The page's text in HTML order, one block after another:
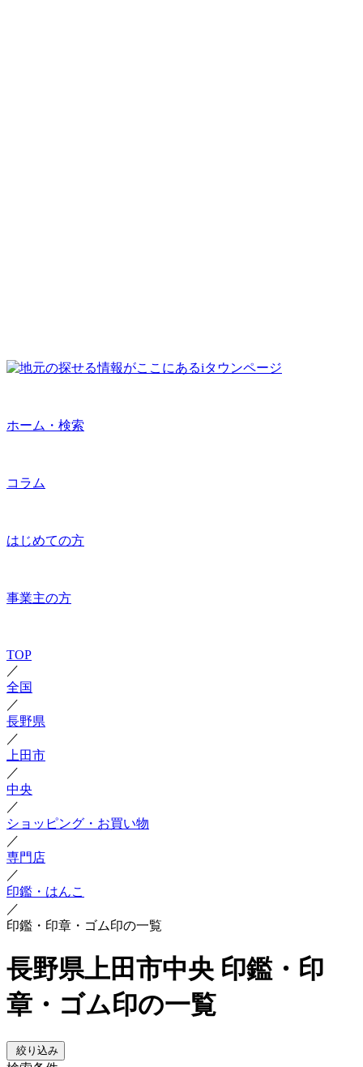
ホーム・検索
コラム
はじめての方
事業主の方
TOP
／
全国
／
長野県
／
上田市
／
中央
／
ショッピング・お買い物
／
専門店
／
印鑑・はんこ
／
印鑑・印章・ゴム印の一覧
長野県上田市中央 印鑑・印
章・ゴム印の一覧
絞り込み